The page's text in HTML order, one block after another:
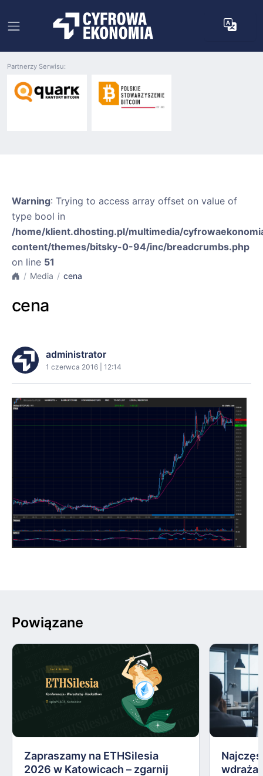
Partnerzy Serwisu:
Warning: Trying to access array offset on value of
type bool in
/home/klient.dhosting.pl/multimedia/
content/themes/bitsky-0-94/inc/breadcrumbs.php
on line 51
Media cena
cena
administrator
1 czerwca 2016 | 12:14
Powiązane
Zapraszamy na ETHSilesia
2026 w Katowicach – zgarnij